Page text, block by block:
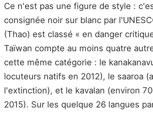
Ce n'est pas une figure de style :
consignée noir sur blanc par
(Thao) est classé « en danger
Taïwan compte au moins quatre
cette même catégorie : le
locuteurs natifs en 2012), le saaroa
l'extinction), et le kavalan (environ
2015). Sur les quelque 26 langues